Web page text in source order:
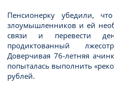
Пенсионерку убедили,
злоумышленников и ей
связи и перевести
продиктованный
Доверчивая 76-летняя
попыталась выполнить
рублей.